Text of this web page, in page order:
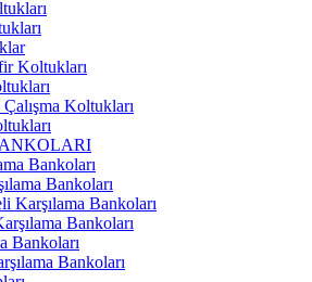
Koltukları
Koltukları
Bankoları
Bankoları
Karşılama Bankoları
Bankoları
Bankoları
Bankoları